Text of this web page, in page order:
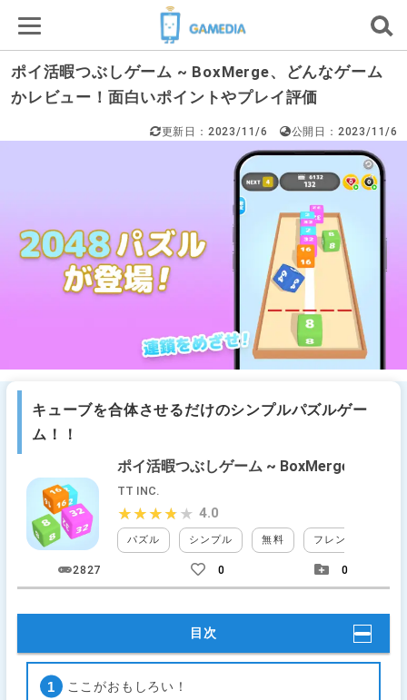
ポイ活暇つぶしゲーム ~ BoxMerge、どんなゲーム
かレビュー！面白いポイントやプレイ評価
更新日：2023/11/6 公開日：2023/11/6
キューブを合体させるだけのシンプルパズルゲー
ム！！
ポイ活暇つぶしゲーム ~ BoxMerge
TT INC.
パズル シンプル 無料 フレンド
★★★★★
★★★★★ 4.0
2827 0 0
目次
ここがおもしろい！